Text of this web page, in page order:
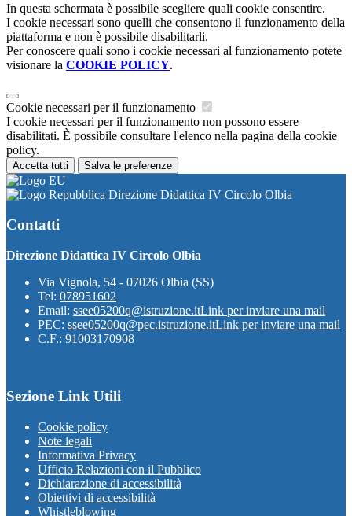
In questa schermata è possibile scegliere quali cookie consentire.
I cookie necessari sono quelli che consentono il funzionamento della
piattaforma e non è possibile disabilitarli.
Per conoscere quali sono i cookie necessari al funzionamento potete
visionare la COOKIE POLICY.
Cookie necessari per il funzionamento
I cookie necessari per il funzionamento non possono essere
disabilitati. È possibile consultare l'elenco nella pagina della cookie
policy.
Accetta tutti Salva le preferenze
Direzione Didattica IV Circolo Olbia
Contatti
Direzione Didattica IV Circolo Olbia
Via Vignola, 54 - 07026 Olbia (SS)
Tel: 078951602
Email: ssee05200q@istruzione.itLink per inviare una mail
PEC: ssee05200q@pec.istruzione.itLink per inviare una mail
C.F.: 91003170908
Sezione Link Utili
Cookie policy
Note legali
Informativa Privacy
Ufficio Relazioni con il Pubblico
Dichiarazione di accessibilità
Obiettivi di accessibilità
Whistleblowing